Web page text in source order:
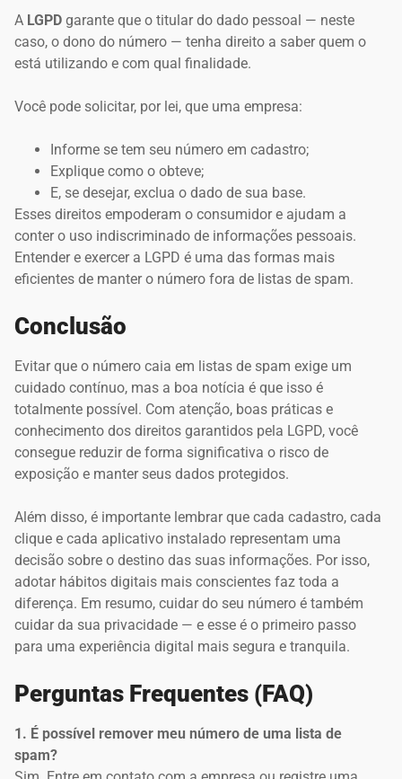
A LGPD garante que o titular do dado pessoal — neste
caso, o dono do número — tenha direito a saber quem o
está utilizando e com qual finalidade.
Você pode solicitar, por lei, que uma empresa:
Informe se tem seu número em cadastro;
Explique como o obteve;
E, se desejar, exclua o dado de sua base.
Esses direitos empoderam o consumidor e ajudam a
conter o uso indiscriminado de informações pessoais.
Entender e exercer a LGPD é uma das formas mais
eficientes de manter o número fora de listas de spam.
Conclusão
Evitar que o número caia em listas de spam exige um
cuidado contínuo, mas a boa notícia é que isso é
totalmente possível. Com atenção, boas práticas e
conhecimento dos direitos garantidos pela LGPD, você
consegue reduzir de forma significativa o risco de
exposição e manter seus dados protegidos.
Além disso, é importante lembrar que cada cadastro, cada
clique e cada aplicativo instalado representam uma
decisão sobre o destino das suas informações. Por isso,
adotar hábitos digitais mais conscientes faz toda a
diferença. Em resumo, cuidar do seu número é também
cuidar da sua privacidade — e esse é o primeiro passo
para uma experiência digital mais segura e tranquila.
Perguntas Frequentes (FAQ)
1. É possível remover meu número de uma lista de
spam?